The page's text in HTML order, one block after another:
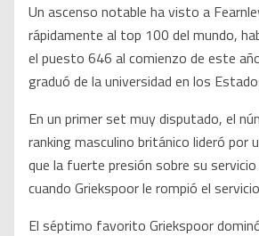
Un ascenso notable ha visto a
rápidamente al top 100 del mundo,
el puesto 646 al comienzo de este
graduó de la universidad en los
En un primer set muy disputado, el
ranking masculino británico lideró por
que la fuerte presión sobre su
cuando Griekspoor le rompió el
El séptimo favorito Griekspoor